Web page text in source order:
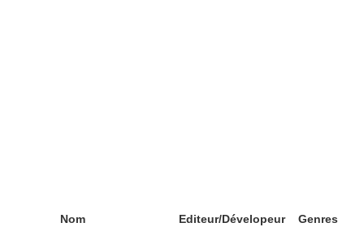
Nom Editeur/Dévelopeur Genres